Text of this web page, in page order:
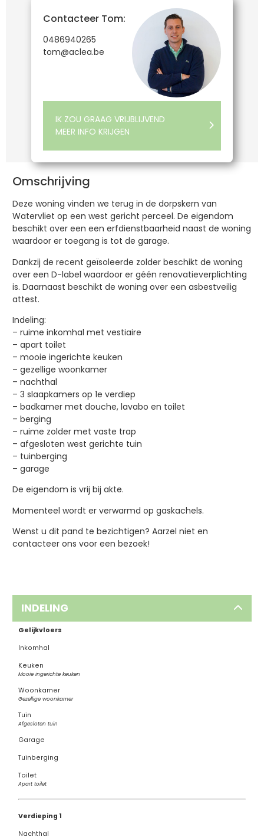
Contacteer Tom:
0486940265
tom@aclea.be
IK ZOU GRAAG VRIJBLIJVEND
MEER INFO KRIJGEN
Omschrijving
Deze woning vinden we terug in de dorpskern van
Watervliet op een west gericht perceel. De eigendom
beschikt over een een erfdienstbaarheid naast de woning
waardoor er toegang is tot de garage.
Dankzij de recent geïsoleerde zolder beschikt de woning
over een D-label waardoor er géén renovatieverplichting
is. Daarnaast beschikt de woning over een asbestveilig
attest.
Indeling:
– ruime inkomhal met vestiaire
– apart toilet
– mooie ingerichte keuken
– gezellige woonkamer
– nachthal
– 3 slaapkamers op 1e verdiep
– badkamer met douche, lavabo en toilet
– berging
– ruime zolder met vaste trap
– afgesloten west gerichte tuin
– tuinberging
– garage
De eigendom is vrij bij akte.
Momenteel wordt er verwarmd op gaskachels.
Wenst u dit pand te bezichtigen? Aarzel niet en
contacteer ons voor een bezoek!
INDELING
Gelijkvloers
Inkomhal
Keuken
Mooie ingerichte keuken
Woonkamer
Gezellige woonkamer
Tuin
Afgesloten tuin
Garage
Tuinberging
Toilet
Apart toilet
Verdieping 1
Nachthal